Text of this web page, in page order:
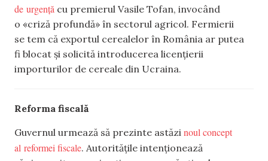
de urgență cu premierul Vasile Tofan, invocând
o «criză profundă» în sectorul agricol. Fermierii
se tem că exportul cerealelor în România ar putea
fi blocat și solicită introducerea licențierii
importurilor de cereale din Ucraina.
Reforma fiscală
Guvernul urmează să prezinte astăzi noul concept
al reformei fiscale. Autoritățile intenționează